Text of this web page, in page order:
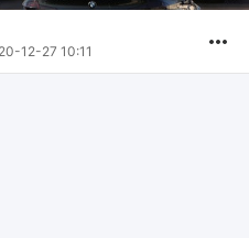
12-27 10:11